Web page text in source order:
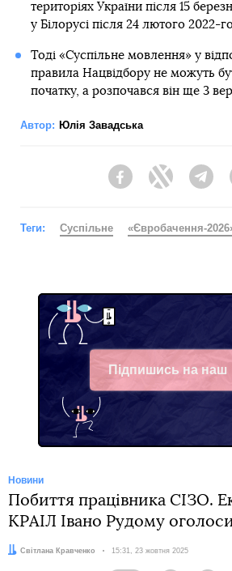
територіях України після 15
у Білорусі після 24 лютого 2022-
Тоді «Суспільне мовлення» у
правила Нацвідбору не можуть
початку, а розпочався він ще 3
Автор: Юлія Завадська
FacebookTwitter
Теги: Суспільне «Євробачення-
Підпишись на наш
Telegram
Новини
Побиття працівника СІЗО.
КРАІЛ Івано Рудому
Автор:
Світлана Кравченко Дата:
15:31, 23 жовтня 2025